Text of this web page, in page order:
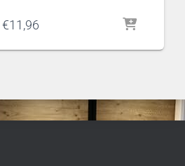
Oorspronkelijke
was:
€11,96
is: